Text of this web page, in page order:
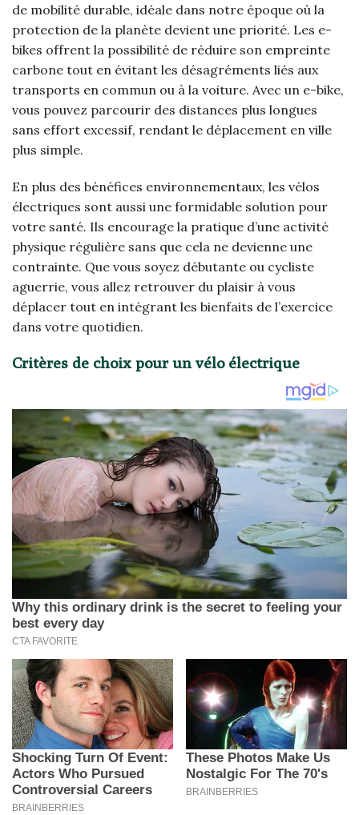
de mobilité durable, idéale dans notre époque où la
protection de la planète devient une priorité. Les e-
bikes offrent la possibilité de réduire son empreinte
carbone tout en évitant les désagréments liés aux
transports en commun ou à la voiture. Avec un e-bike,
vous pouvez parcourir des distances plus longues
sans effort excessif, rendant le déplacement en ville
plus simple.
En plus des bénéfices environnementaux, les vélos
électriques sont aussi une formidable solution pour
votre santé. Ils encourage la pratique d’une activité
physique régulière sans que cela ne devienne une
contrainte. Que vous soyez débutante ou cycliste
aguerrie, vous allez retrouver du plaisir à vous
déplacer tout en intégrant les bienfaits de l’exercice
dans votre quotidien.
Critères de choix pour un vélo électrique